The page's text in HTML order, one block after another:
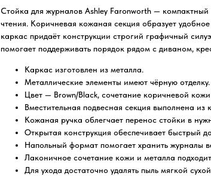
Стойка для журналов Ashley Faronworth —
чтения. Коричневая кожаная секция образует
каркас придаёт конструкции строгий графичный
помогает поддерживать порядок рядом с диваном,
Каркас изготовлен из металла.
Металлические элементы имеют чёрную отделку.
Цвет — Brown/Black, сочетание коричневой
Вместительная подвесная секция выполнена из
Кожаная ручка облегчает перенос стойки в
Открытая конструкция обеспечивает быстрый
Напольный формат помогает хранить журналы
Лаконичное сочетание кожи и металла
Для ухода достаточно удалять пыль мягкой